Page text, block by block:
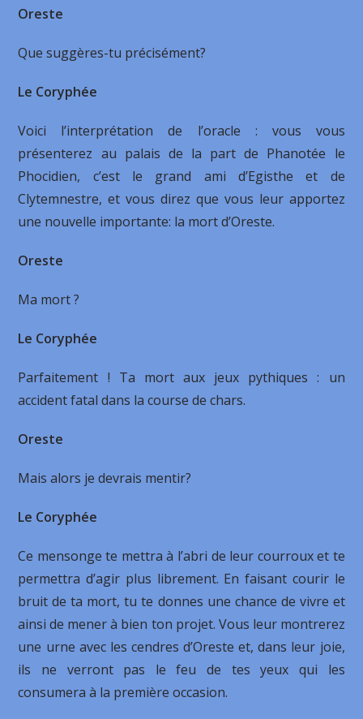
Oreste
Que suggères-tu précisément?
Le Coryphée
Voici l’interprétation de l’oracle : vous vous
présenterez au palais de la part de Phanotée le
Phocidien, c’est le grand ami d’Egisthe et de
Clytemnestre, et vous direz que vous leur apportez
une nouvelle importante: la mort d’Oreste.
Oreste
Ma mort ?
Le Coryphée
Parfaitement ! Ta mort aux jeux pythiques : un
accident fatal dans la course de chars.
Oreste
Mais alors je devrais mentir?
Le Coryphée
Ce mensonge te mettra à l’abri de leur courroux et te
permettra d’agir plus librement. En faisant courir le
bruit de ta mort, tu te donnes une chance de vivre et
ainsi de mener à bien ton projet. Vous leur montrerez
une urne avec les cendres d’Oreste et, dans leur joie,
ils ne verront pas le feu de tes yeux qui les
consumera à la première occasion.